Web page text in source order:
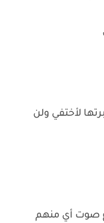
لأختفي ولن
صوت أي منهم